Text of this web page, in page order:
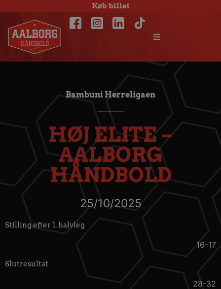
Køb billet
Bambuni Herreligaen
HØJ ELITE –
AALBORG
HÅNDBOLD
25/10/2025
Stilling efter 1. halvleg
16-17
Slutresultat
28-32